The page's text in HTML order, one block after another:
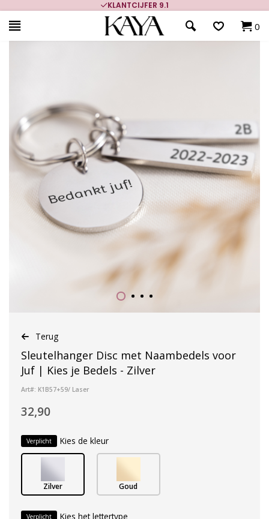
KLANTCIJFER 9.1
0
Terug
Sleutelhanger Disc met Naambedels voor
Juf | Kies je Bedels - Zilver
Art#: K1B57+59/ Laser
32,90
Verplicht Kies de kleur
Zilver Goud
Verplicht Kies het lettertype